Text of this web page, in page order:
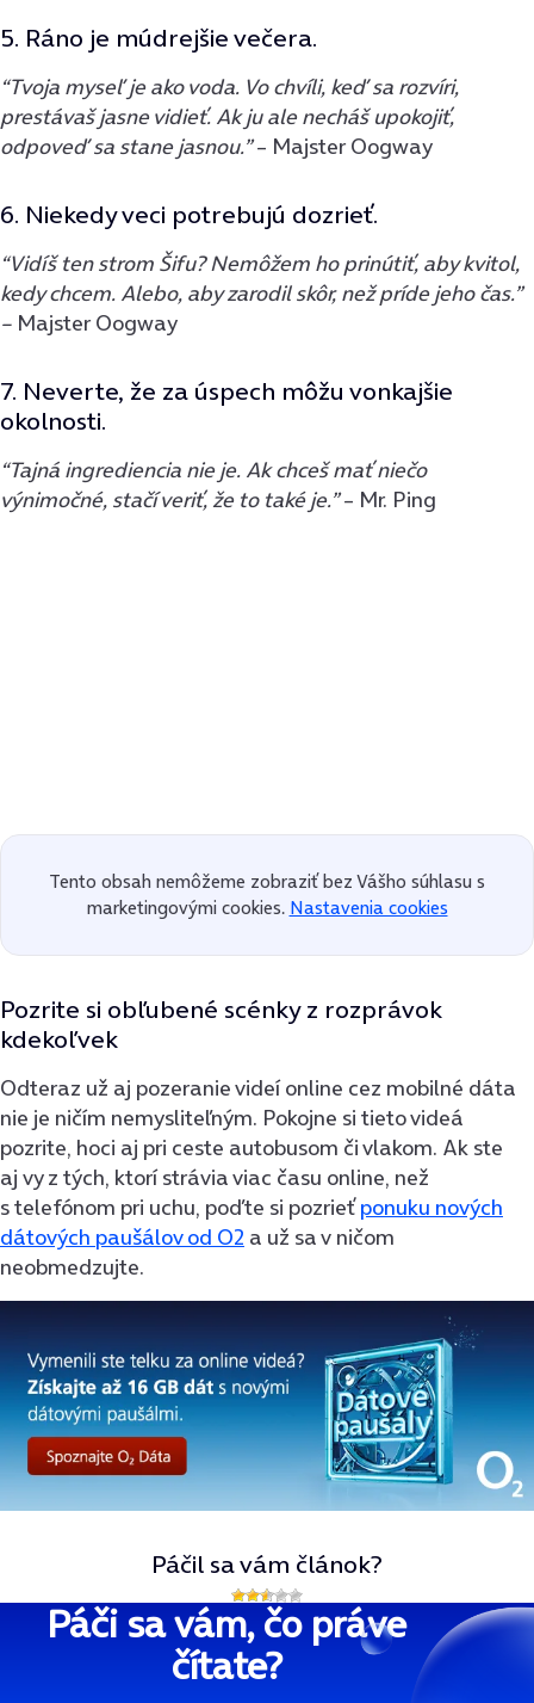
5. Ráno je múdrejšie večera.
“Tvoja myseľ je ako voda. Vo chvíli, keď sa rozvíri,
prestávaš jasne vidieť. Ak ju ale necháš upokojiť,
odpoveď sa stane jasnou.”– Majster Oogway
6. Niekedy veci potrebujú dozrieť.
“Vidíš ten strom Šifu? Nemôžem ho prinútiť, aby kvitol,
kedy chcem. Alebo, aby zarodil skôr, než príde jeho čas.”
– Majster Oogway
7. Neverte, že za úspech môžu vonkajšie
okolnosti.
“Tajná ingrediencia nie je. Ak chceš mať niečo
výnimočné, stačí veriť, že to také je.”– Mr. Ping
Tento obsah nemôžeme zobraziť bez Vášho súhlasu s
marketingovými cookies. Nastavenia cookies
Pozrite si obľubené scénky z rozprávok
kdekoľvek
Odteraz už aj pozeranie videí online cez mobilné dáta
nie je ničím nemysliteľným. Pokojne si tieto videá
pozrite, hoci aj pri ceste autobusom či vlakom. Ak ste
aj vy z tých, ktorí strávia viac času online, než
s telefónom pri uchu, poďte si pozrieťponuku nových
dátových paušálov od O2 a už sa v ničom
neobmedzujte.
Páčil sa vám článok?
Páči sa vám, čo práve
čítate?